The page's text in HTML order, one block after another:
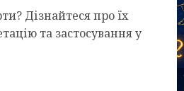
Дізнайтеся про їх
та застосування у